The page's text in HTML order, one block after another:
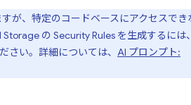
が、特定のコードベースにアクセスでき
Storage の Security Rules を生成するには、
さい。詳細については、 AI プロンプト: